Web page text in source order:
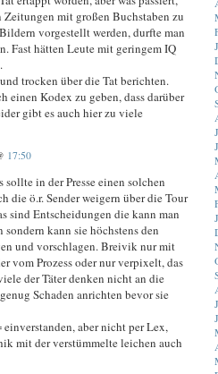
mit großen Buchstaben zu
vorgestellt werden, durfte man
Fast hätten Leute mit geringem IQ
trocken über die Tat berichten.
einen Kodex zu geben, dass darüber
gibt es auch hier zu viele
17:50
in der Presse einen solchen
die ö.r. Sender weigern über die Tour
sind Entscheidungen die kann man
kann sie höchstens den
und vorschlagen. Breivik nur mit
vom Prozess oder nur verpixelt, das
der Täter denken nicht an die
Schaden anrichten bevor sie
aber nicht per Lex,
mit der verstümmelte leichen auch